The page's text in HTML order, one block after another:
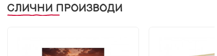
СЛИЧНИ ПРОИЗВОДИ